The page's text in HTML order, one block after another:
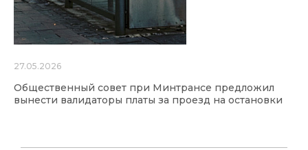
27.05.2026
Общественный совет при Минтрансе предложил
вынести валидаторы платы за проезд на остановки